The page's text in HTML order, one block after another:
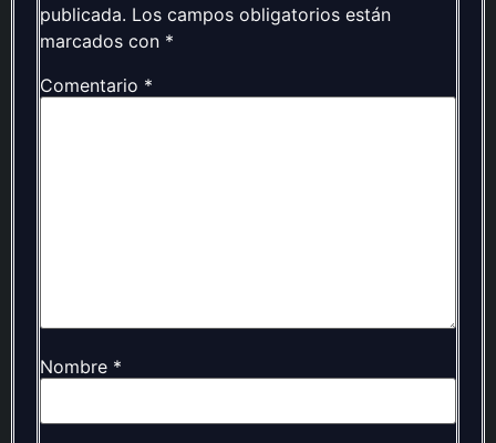
publicada. Los campos obligatorios están
marcados con *
Comentario *
Nombre *